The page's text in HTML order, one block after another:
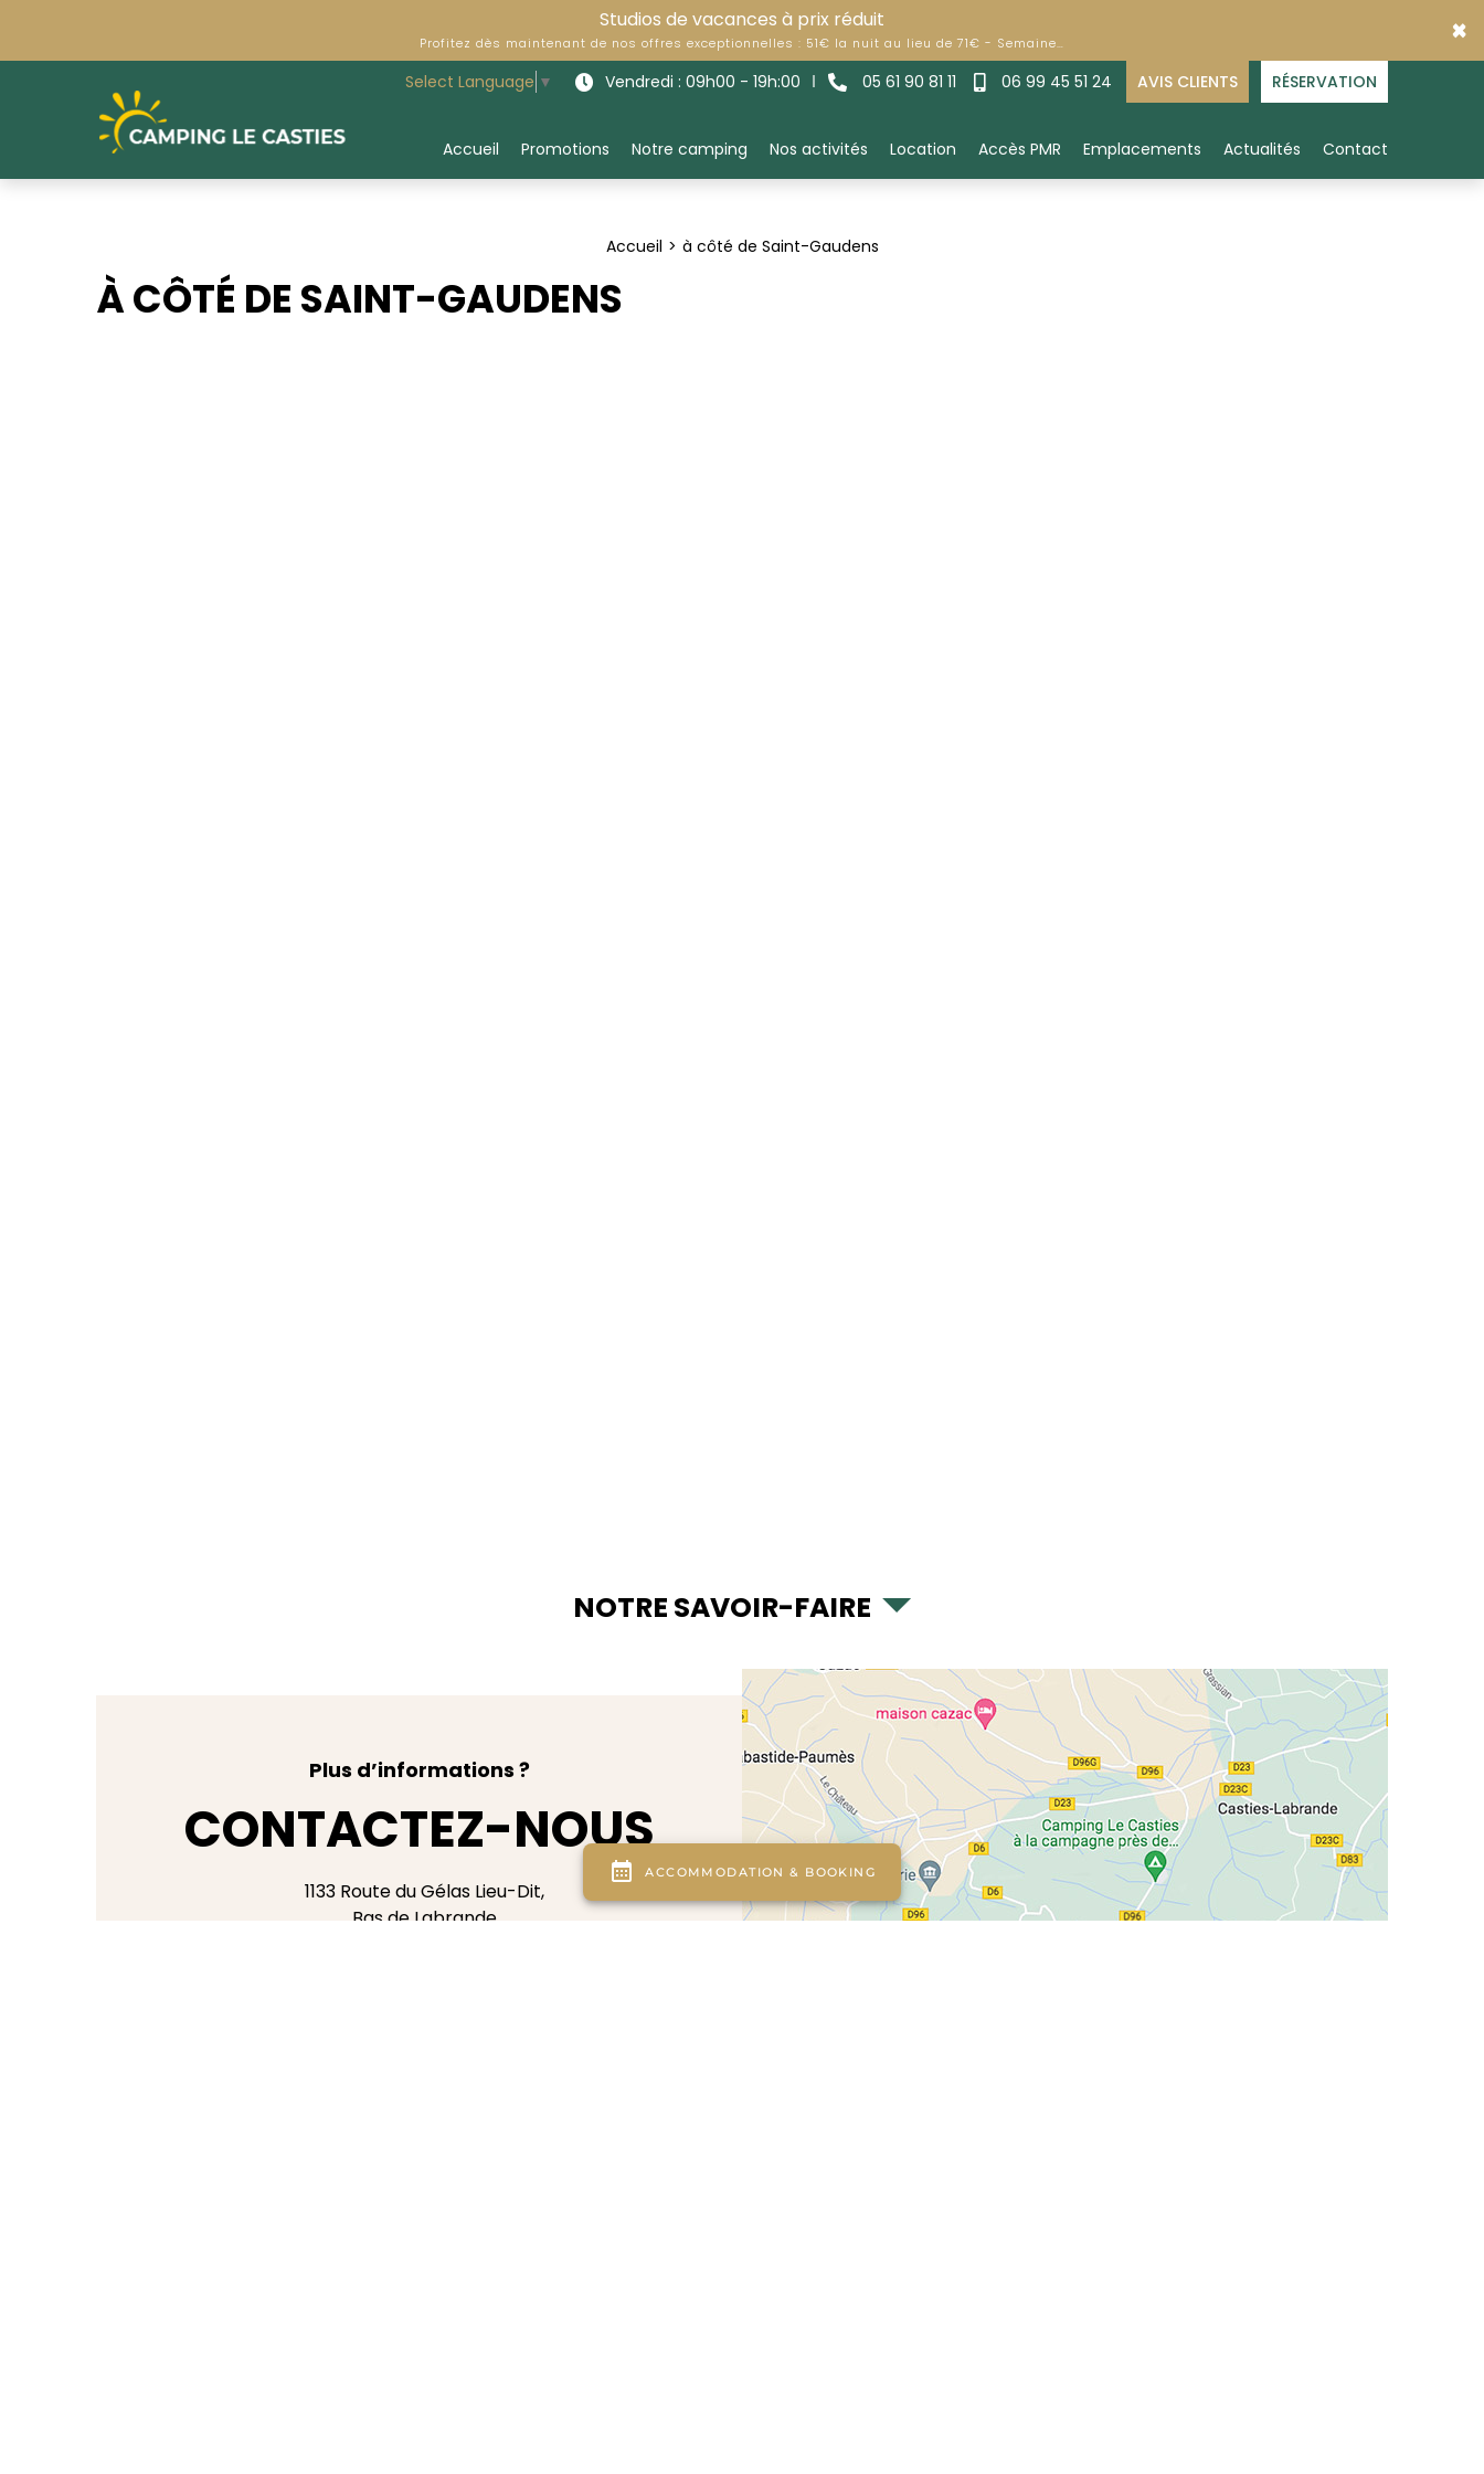
Studios de vacances à prix réduit
Profitez dès maintenant de nos offres exceptionnelles : 51€ la nuit au lieu de 71€ - Semaine… ×
Select Language ▼ Vendredi : 09h00 - 19h:00 05 61 90 81 11 06 99 45 51 24 AVIS CLIENTS RÉSERVATION
Accueil Promotions Notre camping Nos activités Location Accès PMR Emplacements Actualités Contact
Accueil à côté de Saint-Gaudens
À CÔTÉ DE SAINT-GAUDENS
NOTRE SAVOIR-FAIRE
Plus d’informations ?
CONTACTEZ-NOUS
1133 Route du Gélas Lieu-Dit,
Bas de Labrande